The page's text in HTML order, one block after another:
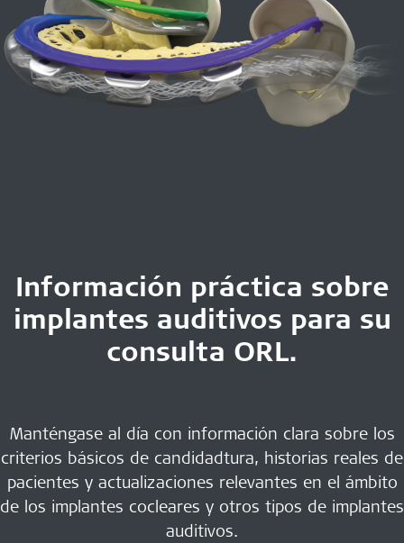
Información práctica sobre
implantes auditivos para su
consulta ORL.
Manténgase al día con información clara sobre los
criterios básicos de candidadtura, historias reales de
pacientes y actualizaciones relevantes en el ámbito
de los implantes cocleares y otros tipos de implantes
auditivos.